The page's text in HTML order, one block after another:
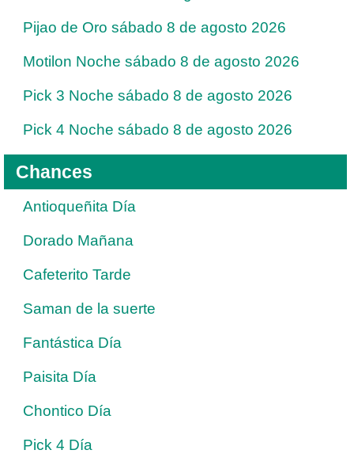
Pijao de Oro sábado 8 de agosto 2026
Motilon Noche sábado 8 de agosto 2026
Pick 3 Noche sábado 8 de agosto 2026
Pick 4 Noche sábado 8 de agosto 2026
Chances
Antioqueñita Día
Dorado Mañana
Cafeterito Tarde
Saman de la suerte
Fantástica Día
Paisita Día
Chontico Día
Pick 4 Día